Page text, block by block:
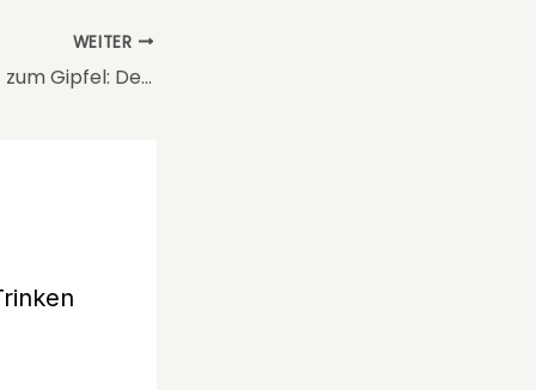
WEITER
Schritt für Schritt zum Gipfel: Dein Guide zur Besteigung des Kilimandscharo